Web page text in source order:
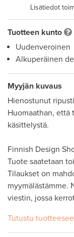
Lisätiedot
Tuotteen kunto
Uudenveroinen
Alkuperäinen
Myyjän kuvaus
Hienostunut
Huomaathan, että
käsittelystä.
Finnish Design
Tuote saatetaan
Tilaukset on
myymälästämme.
Tutustu